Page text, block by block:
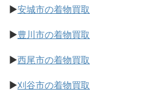
▶安城市の着物買取
▶豊川市の着物買取
▶西尾市の着物買取
▶刈谷市の着物買取